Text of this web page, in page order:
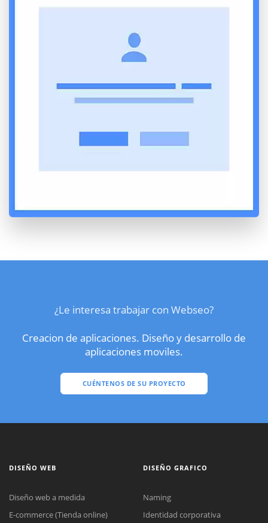
¿Le interesa trabajar con Webseo?
Creacion de aplicaciones. Diseño y desarrollo de
aplicaciones moviles.
CUÉNTENOS DE SU PROYECTO
DISEÑO WEB
Diseño web a medida
E-commerce (Tienda online)
DISEÑO GRAFICO
Naming
Identidad corporativa